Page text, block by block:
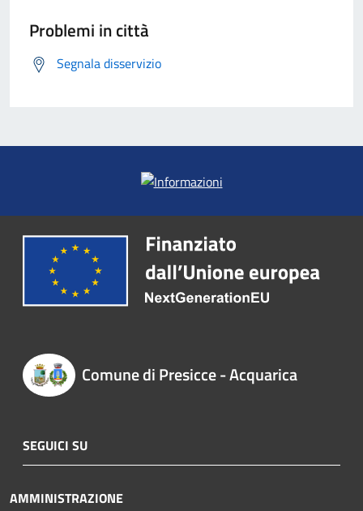
Problemi in città
Segnala disservizio
Comune di Presicce - Acquarica
SEGUICI SU
AMMINISTRAZIONE